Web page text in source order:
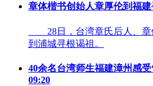
章体楷书创始人章厚伦到福建
28日，台湾章氏后人、章
到浦城寻根谒祖。
40余名台湾师生福建漳州感
09:20